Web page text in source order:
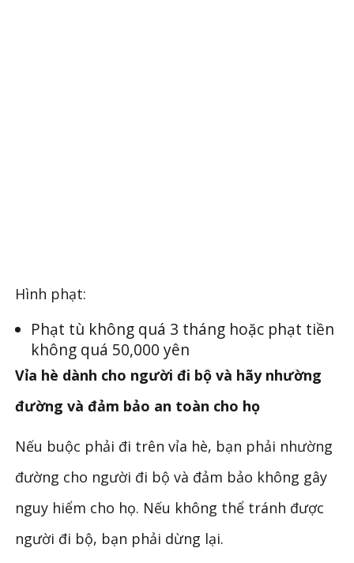
Hình phạt:
Phạt tù không quá 3 tháng hoặc phạt tiền
không quá 50,000 yên
Vỉa hè dành cho người đi bộ và hãy nhường
đường và đảm bảo an toàn cho họ
Nếu buộc phải đi trên vỉa hè, bạn phải nhường
đường cho người đi bộ và đảm bảo không gây
nguy hiểm cho họ. Nếu không thể tránh được
người đi bộ, bạn phải dừng lại.